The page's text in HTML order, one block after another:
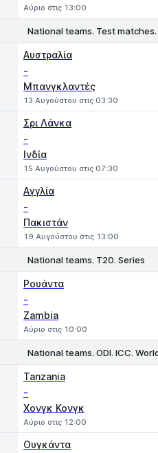
Αύριο στις 13:00
National teams. Test matches.
Αυστραλία
-
Μπανγκλαντές
13 Αυγούστου στις 03:30
Σρι Λάνκα
-
Ινδία
15 Αυγούστου στις 07:30
Αγγλία
-
Πακιστάν
19 Αυγούστου στις 13:00
National teams. T20. Series
Ρουάντα
-
Zambia
Αύριο στις 10:00
National teams. ODI. ICC.
Tanzania
-
Χονγκ Κονγκ
Αύριο στις 12:00
Ουγκάντα